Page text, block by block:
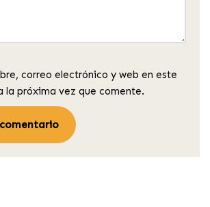
correo electrónico y web en este
la próxima vez que comente.